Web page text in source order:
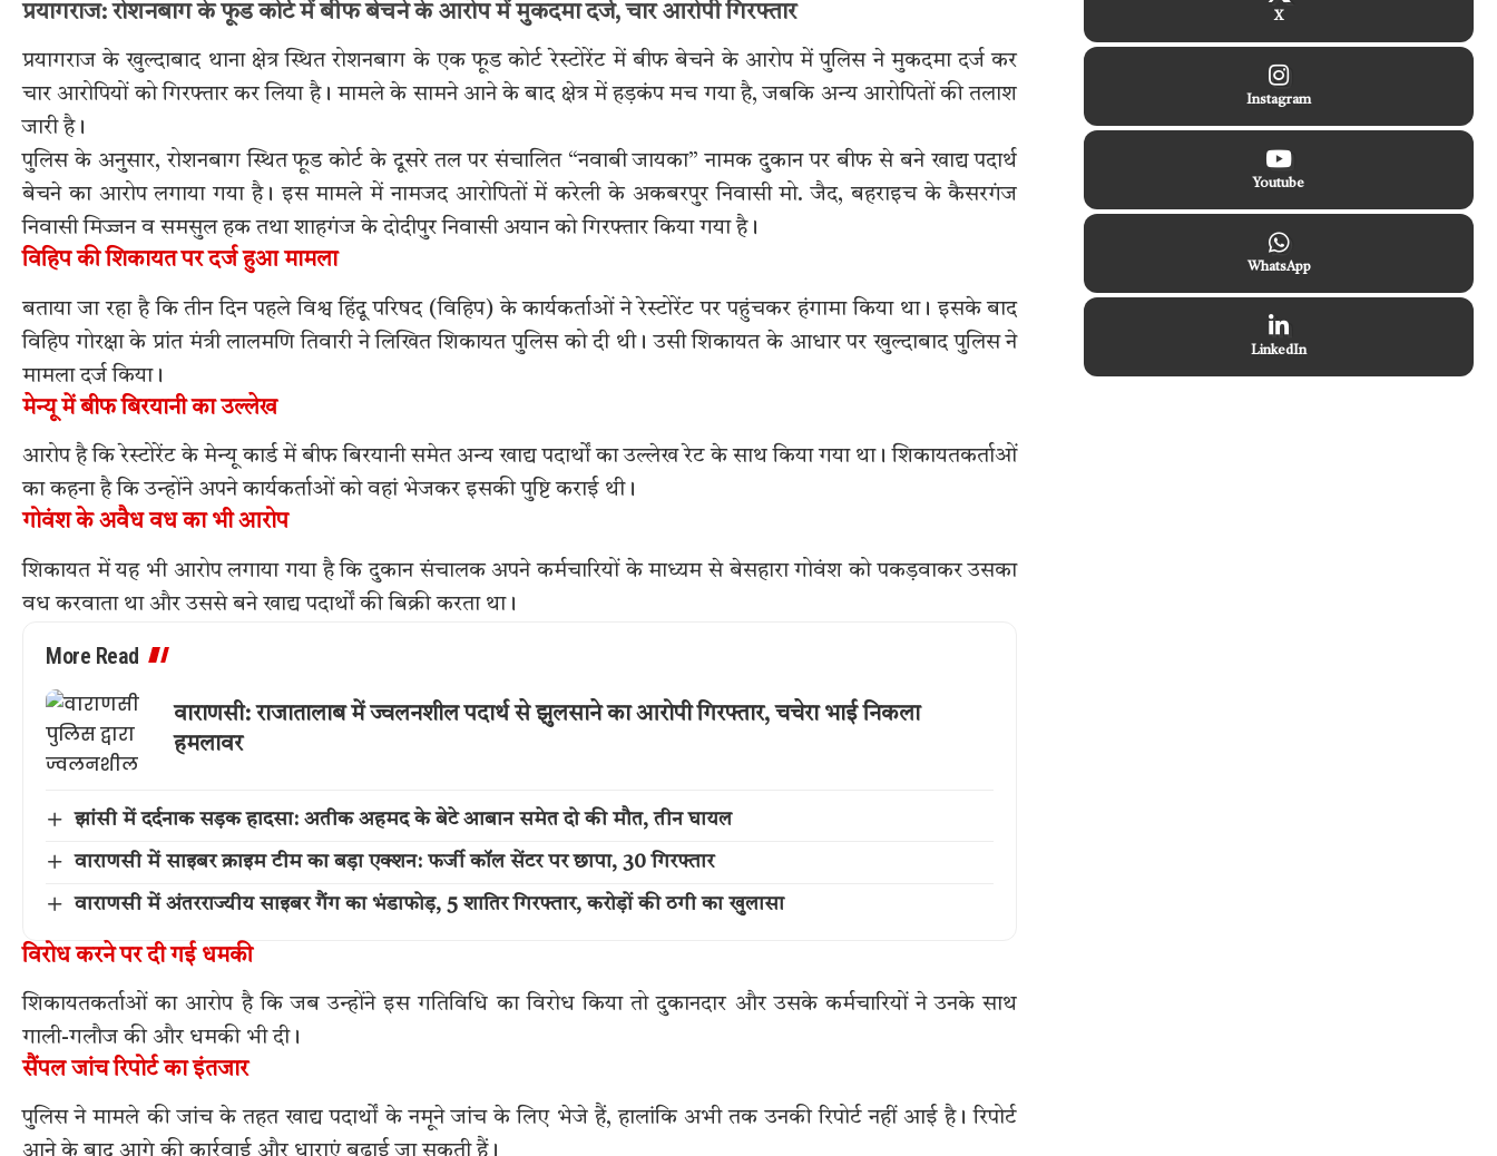
प्रयागराज: रोशनबाग के फूड कोर्ट में बीफ बेचने के आरोप में मुकदमा दर्ज, चार आरोपी गिरफ्तार
प्रयागराज के खुल्दाबाद थाना क्षेत्र स्थित रोशनबाग के एक फूड कोर्ट रेस्टोरेंट में बीफ बेचने के आरोप में पुलिस ने मुकदमा दर्ज कर
चार आरोपियों को गिरफ्तार कर लिया है। मामले के सामने आने के बाद क्षेत्र में हड़कंप मच गया है, जबकि अन्य आरोपितों की तलाश
जारी है।
पुलिस के अनुसार, रोशनबाग स्थित फूड कोर्ट के दूसरे तल पर संचालित “नवाबी जायका” नामक दुकान पर बीफ से बने खाद्य पदार्थ
बेचने का आरोप लगाया गया है। इस मामले में नामजद आरोपितों में करेली के अकबरपुर निवासी मो. जैद, बहराइच के कैसरगंज
निवासी मिज्जन व समसुल हक तथा शाहगंज के दोदीपुर निवासी अयान को गिरफ्तार किया गया है।
विहिप की शिकायत पर दर्ज हुआ मामला
बताया जा रहा है कि तीन दिन पहले विश्व हिंदू परिषद (विहिप) के कार्यकर्ताओं ने रेस्टोरेंट पर पहुंचकर हंगामा किया था। इसके बाद
विहिप गोरक्षा के प्रांत मंत्री लालमणि तिवारी ने लिखित शिकायत पुलिस को दी थी। उसी शिकायत के आधार पर खुल्दाबाद पुलिस ने
मामला दर्ज किया।
मेन्यू में बीफ बिरयानी का उल्लेख
आरोप है कि रेस्टोरेंट के मेन्यू कार्ड में बीफ बिरयानी समेत अन्य खाद्य पदार्थों का उल्लेख रेट के साथ किया गया था। शिकायतकर्ताओं
का कहना है कि उन्होंने अपने कार्यकर्ताओं को वहां भेजकर इसकी पुष्टि कराई थी।
गोवंश के अवैध वध का भी आरोप
शिकायत में यह भी आरोप लगाया गया है कि दुकान संचालक अपने कर्मचारियों के माध्यम से बेसहारा गोवंश को पकड़वाकर उसका
वध करवाता था और उससे बने खाद्य पदार्थों की बिक्री करता था।
More Read
वाराणसी: राजातालाब में ज्वलनशील पदार्थ से झुलसाने का आरोपी गिरफ्तार, चचेरा भाई निकला
हमलावर
झांसी में दर्दनाक सड़क हादसा: अतीक अहमद के बेटे आबान समेत दो की मौत, तीन घायल
वाराणसी में साइबर क्राइम टीम का बड़ा एक्शन: फर्जी कॉल सेंटर पर छापा, 30 गिरफ्तार
वाराणसी में अंतरराज्यीय साइबर गैंग का भंडाफोड़, 5 शातिर गिरफ्तार, करोड़ों की ठगी का खुलासा
विरोध करने पर दी गई धमकी
शिकायतकर्ताओं का आरोप है कि जब उन्होंने इस गतिविधि का विरोध किया तो दुकानदार और उसके कर्मचारियों ने उनके साथ
गाली-गलौज की और धमकी भी दी।
सैंपल जांच रिपोर्ट का इंतजार
पुलिस ने मामले की जांच के तहत खाद्य पदार्थों के नमूने जांच के लिए भेजे हैं, हालांकि अभी तक उनकी रिपोर्ट नहीं आई है। रिपोर्ट
X
Instagram
Youtube
WhatsApp
LinkedIn